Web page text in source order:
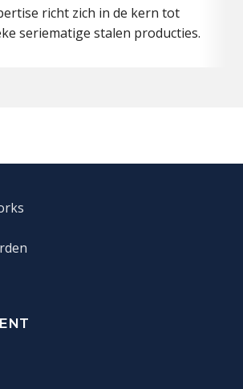
richt zich in de kern tot
seriematige stalen producties.